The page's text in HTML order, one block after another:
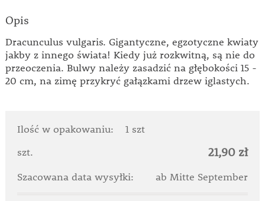
Opis
Dracunculus vulgaris. Gigantyczne, egzotyczne kwiaty
jakby z innego świata! Kiedy już rozkwitną, są nie do
przeoczenia. Bulwy należy zasadzić na głębokości 15 -
20 cm, na zimę przykryć gałązkami drzew iglastych.
Ilość w opakowaniu:
1 szt
szt.
21,90 zł
Szacowana data wysyłki: ab Mitte September